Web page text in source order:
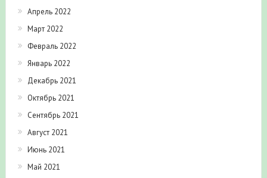
Апрель 2022
Март 2022
Февраль 2022
Январь 2022
Декабрь 2021
Октябрь 2021
Сентябрь 2021
Август 2021
Июнь 2021
Май 2021